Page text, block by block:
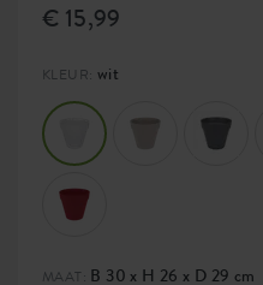
€ 15,99
KLEUR: wit
MAAT: B 30 x H 26 x D 29 cm